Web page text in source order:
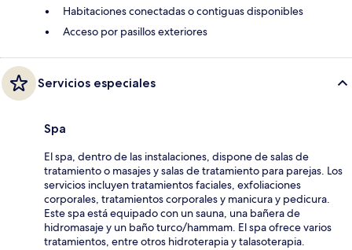
Habitaciones conectadas o contiguas disponibles
Acceso por pasillos exteriores
Servicios especiales
Spa
El spa, dentro de las instalaciones, dispone de salas de
tratamiento o masajes y salas de tratamiento para parejas. Los
servicios incluyen tratamientos faciales, exfoliaciones
corporales, tratamientos corporales y manicura y pedicura.
Este spa está equipado con un sauna, una bañera de
hidromasaje y un baño turco/hammam. El spa ofrece varios
tratamientos, entre otros hidroterapia y talasoterapia.